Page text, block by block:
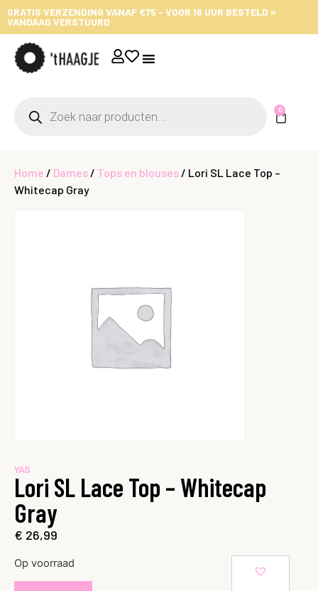
GRATIS VERZENDING VANAF €75 - VOOR 16 UUR BESTELD =
VANDAAG VERSTUURD
0
Home / Dames / Tops en blouses / Lori SL Lace Top –
Whitecap Gray
YAS
Lori SL Lace Top – Whitecap
Gray
€ 26,99
Op voorraad